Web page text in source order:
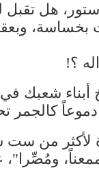
هل
؟!
شعبك في
كالجمر
لأكثر من